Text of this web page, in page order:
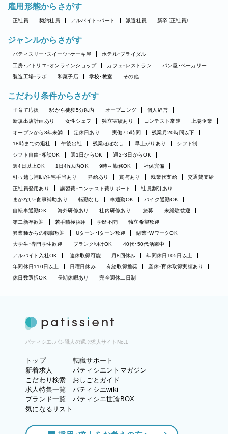
雇用形態からさがす
正社員 契約社員 アルバイト・パート 派遣社員 新卒（正社員）
ジャンルからさがす
パティスリー・スイーツ・ケーキ屋
ホテル・ブライダル
工房・アトリエ・オンラインショップ
カフェ・レストラン
パン屋・ベーカリー
製造工場・ラボ
和菓子店 学校・教室 その他
こだわり条件からさがす
子育て応援 駅から徒歩5分以内 オープニング
個人経営
新規出店計画あり
女性シェフ 独立実績あり コンテスト常連
上場企業
オープンから3年未満
定休日あり 実働7.5時間
残業月20時間以下
18時までの退社
午後出社 残業ほぼなし 早上がりあり
シフト制
シフト自由・相談OK
週1日からOK
週2・3日からOK
週4日以上OK
1日4h以内OK 9時～勤務OK
社保完備
引っ越し補助/住宅手当あり
昇給あり 賞与あり 残業代支給
交通費支給
正社員登用あり
講習費・コンテスト費サポート
社員割引あり
まかない・食事補助あり
転勤なし 車通勤OK
バイク通勤OK
自転車通勤OK
海外研修あり 社内研修あり 急募
未経験歓迎
第二新卒歓迎
若手積極採用 学歴不問
独立希望歓迎
異業種からの転職歓迎
Uターン・Iターン歓迎
副業・WワークOK
大学生・専門学生歓迎
ブランク明けOK
40代・50代活躍中
アルバイト入社OK
連休取得可能 月8回休み
年間休日105日以上
年間休日110日以上
日曜日休み 有給取得推奨
産休・育休取得実績あり
休日数選択OK
長期休暇あり 完全週休二日制
パティシエ、パン職人の選ぶ求人サイトNo.1
トップ
新着求人
こだわり検索
求人特集一覧
ブランド一覧
気になるリスト
転職サポート
パティシエントマガジン
おしごとガイド
パティシエwiki
パティシエ世論BOX